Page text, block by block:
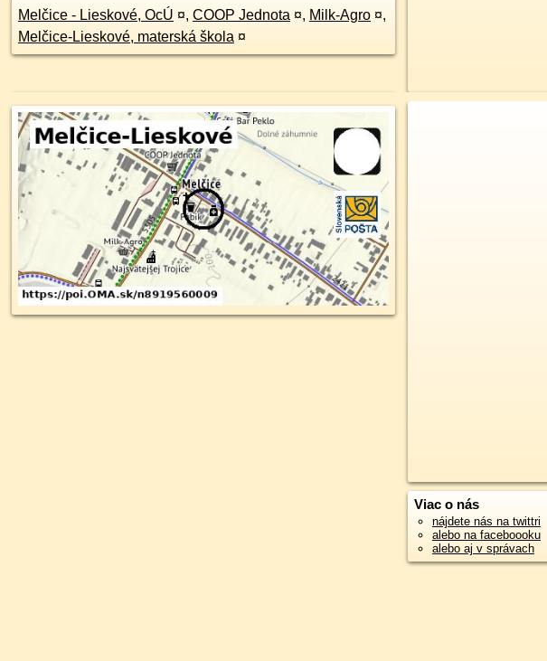
Melčice - Lieskové, OcÚ ¤, COOP Jednota ¤, Milk-Agro ¤,
Melčice-Lieskové, materská škola ¤
Viac o nás
nájdete nás na twittri
alebo na faceboooku
alebo aj v správach